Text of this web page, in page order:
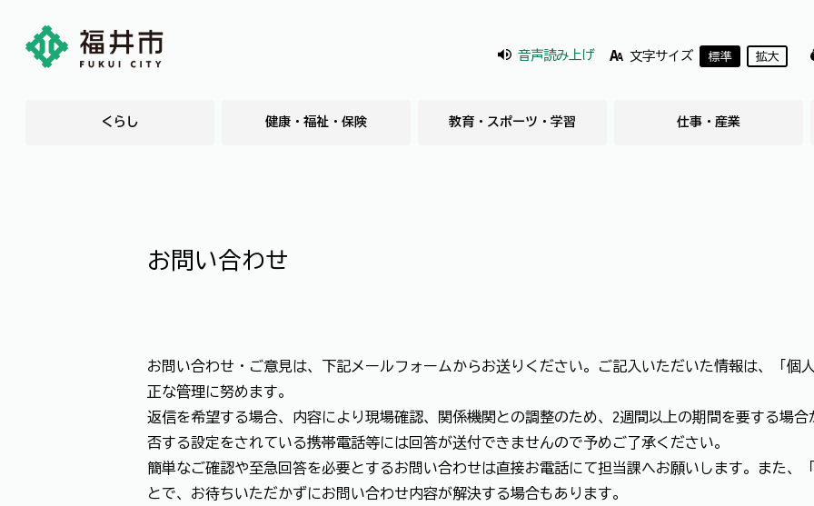
音声読み上げ 文字サイズ 標準 拡大
くらし 健康・福祉・保険 教育・スポーツ・学習 仕事・産業
お問い合わせ
お問い合わせ・ご意見は、下記メールフォームからお送りください。ご記入いただいた情報は、「個
正な管理に努めます。
返信を希望する場合、内容により現場確認、関係機関との調整のため、2週間以上の期間を要する場
否する設定をされている携帯電話等には回答が送付できませんので予めご了承ください。
簡単なご確認や至急回答を必要とするお問い合わせは直接お電話にて担当課へお願いします。また、
とで、お待ちいただかずにお問い合わせ内容が解決する場合もあります。